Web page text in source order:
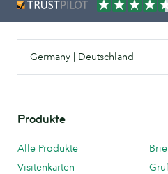
Germany | Deutschland
Produkte
Alle Produkte
Visitenkarten